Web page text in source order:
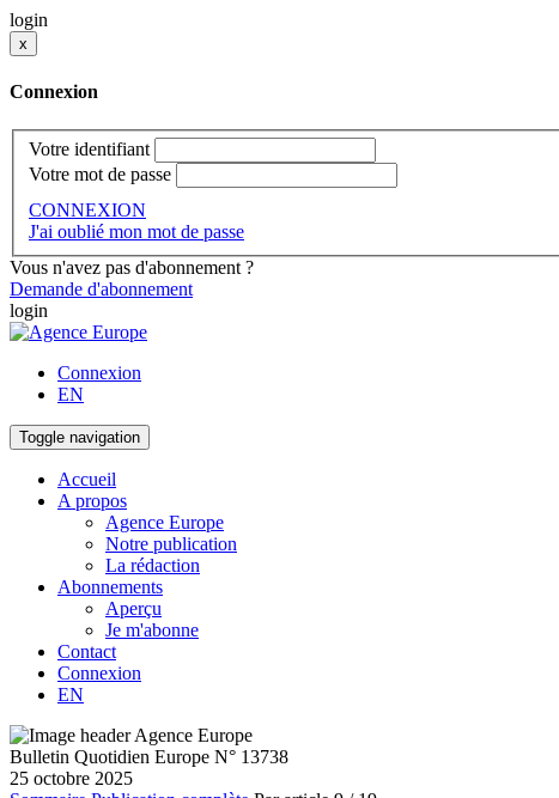
login
x
Connexion
Votre identifiant
Votre mot de passe
CONNEXION
J'ai oublié mon mot de passe
Vous n'avez pas d'abonnement ?
Demande d'abonnement
login
Connexion
EN
Toggle navigation
Accueil
A propos
Agence Europe
Notre publication
La rédaction
Abonnements
Aperçu
Je m'abonne
Contact
Connexion
EN
Bulletin Quotidien Europe N° 13738
25 octobre 2025